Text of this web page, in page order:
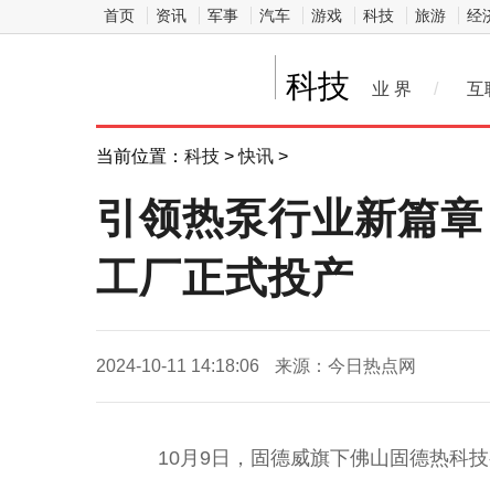
首页 资讯 军事 汽车 游戏 科技 旅游 经
科技 业 界 / 互
当前位置： 科技 >快讯 >
引领热泵行业新篇
工厂正式投产
2024-10-11 14:18:06 来源：今日热点网
10月9日，固德威旗下佛山固德热科